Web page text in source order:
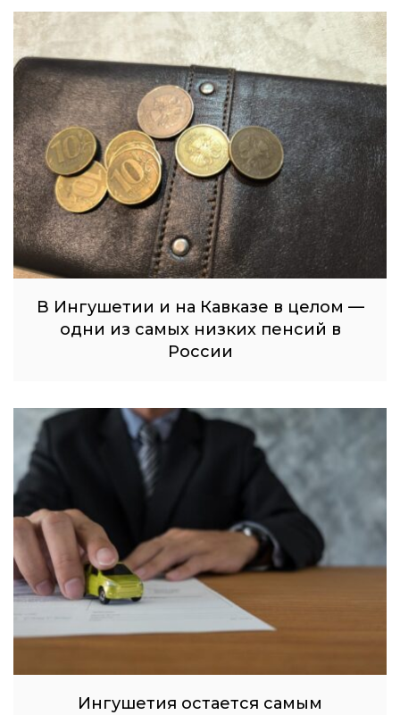
В Ингушетии и на Кавказе в целом —
одни из самых низких пенсий в
России
Ингушетия остается самым